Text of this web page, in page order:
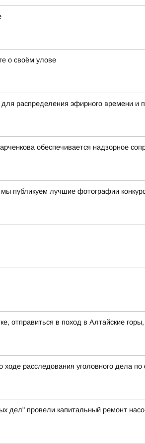
о своём улове
распределения эфирного времени
обеспечивается надзорное
публикуем лучшие фотографии
отправиться в поход в Алтайские
ходе расследования уголовного дела
дел" провели капитальный ремонт